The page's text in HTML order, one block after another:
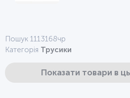
Пошук 1113168чр
Категорія Трусики
Показати товари в